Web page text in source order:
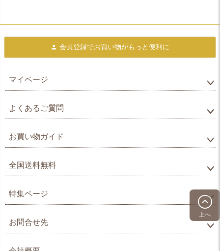
上へ
会員登録でお買い物がもっと便利に
マイページ
よくあるご質問
お買い物ガイド
全国送料無料
特集ページ
お問合せ先